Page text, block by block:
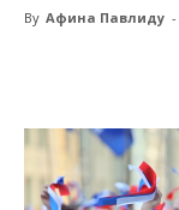
By Афина Павлиду -